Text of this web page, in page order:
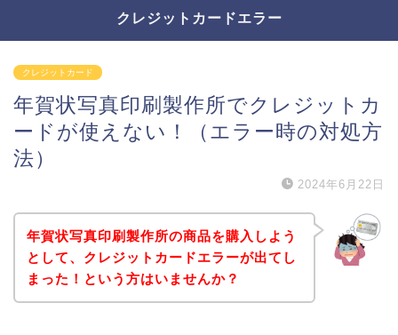
クレジットカードエラー
クレジットカード
年賀状写真印刷製作所でクレジットカ
ードが使えない！（エラー時の対処方
法）
2024年6月22日
年賀状写真印刷製作所の商品を購入しよう
として、クレジットカードエラーが出てし
まった！という方はいませんか？